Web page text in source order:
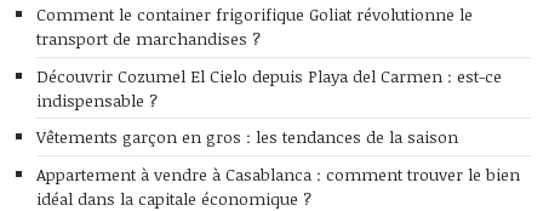
Comment le container frigorifique Goliat révolutionne le
transport de marchandises ?
Découvrir Cozumel El Cielo depuis Playa del Carmen : est-ce
indispensable ?
Vêtements garçon en gros : les tendances de la saison
Appartement à vendre à Casablanca : comment trouver le bien
idéal dans la capitale économique ?